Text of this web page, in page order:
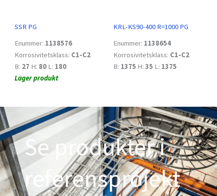
SSR PG
Enummer: 1138576
Korrosivitetsklass: C1-C2
B: 27 H: 80 L: 180
Lager produkt
KRL-KS90-400 R=1000 PG
Enummer: 1138654
Korrosivitetsklass: C1-C2
B: 1375 H: 35 L: 1375
Se produkter i
referensprojekt